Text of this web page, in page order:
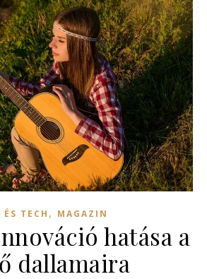
ÉS TECH , MAGAZIN
hatása a
dallamaira